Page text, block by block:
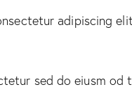
adipiscing
sed do eiusm od